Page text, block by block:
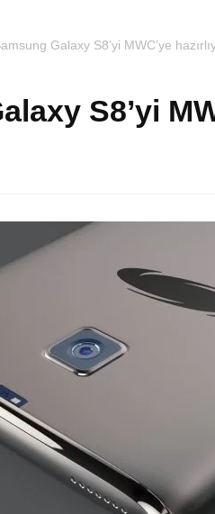
Galaxy S8’yi MWC’ye
S8’yi